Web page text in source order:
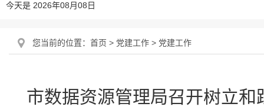
今天是 2026年08月08日
您当前的位置： 首页 > 党建工作 > 党建工作
市数据资源管理局召开树立